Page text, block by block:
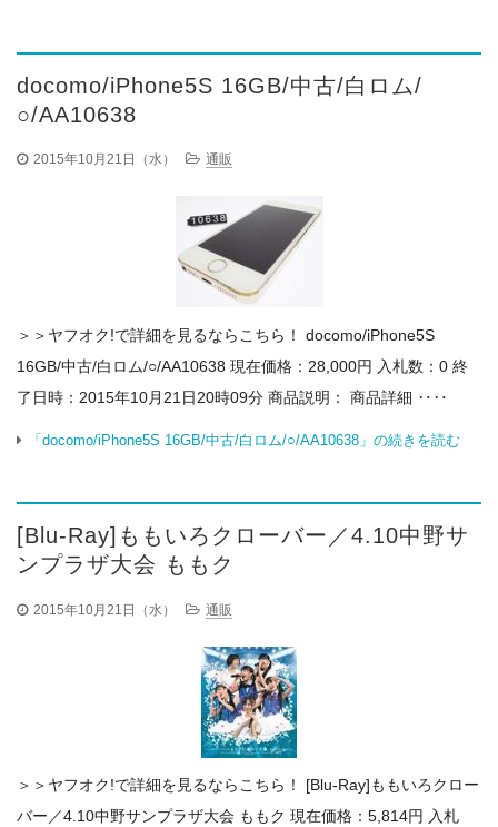
docomo/iPhone5S 16GB/中古/白ロム/
○/AA10638
2015年10月21日（水） 通販
＞＞ヤフオク!で詳細を見るならこちら！ docomo/iPhone5S
16GB/中古/白ロム/○/AA10638 現在価格：28,000円 入札数：0 終
了日時：2015年10月21日20時09分 商品説明： 商品詳細 ‥‥
「docomo/iPhone5S 16GB/中古/白ロム/○/AA10638」の続きを読む
[Blu-Ray]ももいろクローバー／4.10中野サ
ンプラザ大会 ももク
2015年10月21日（水） 通販
＞＞ヤフオク!で詳細を見るならこちら！ [Blu-Ray]ももいろクロー
バー／4.10中野サンプラザ大会 ももク 現在価格：5,814円 入札